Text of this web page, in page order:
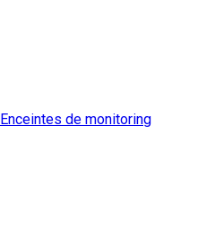
Enceintes de monitoring